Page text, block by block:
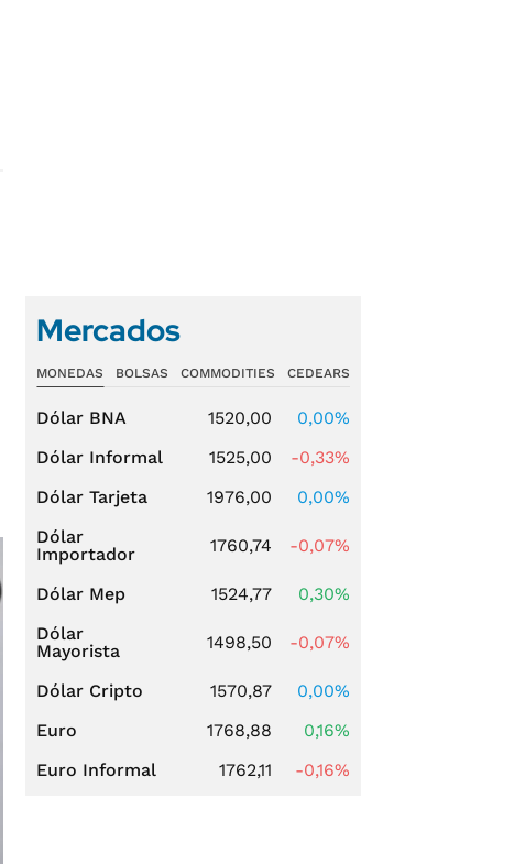
Mercados
MONEDAS BOLSAS COMMODITIES CEDEARS
Dólar BNA 1520,00
0,00%
Dólar Informal
1525,00
-0,33%
Dólar Tarjeta
1976,00
0,00%
Dólar
Importador
1760,74 -0,07%
Dólar Mep 1524,77
0,30%
Dólar
Mayorista
1498,50 -0,07%
Dólar Cripto 1570,87
0,00%
Euro
1768,88
0,16%
Euro Informal
1762,11 -0,16%